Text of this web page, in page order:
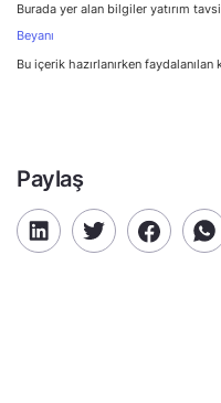
Burada yer alan bilgiler yatırım
Beyanı
Bu içerik hazırlanırken faydalanılan
Paylaş